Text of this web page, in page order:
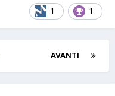
1 1
AVANTI